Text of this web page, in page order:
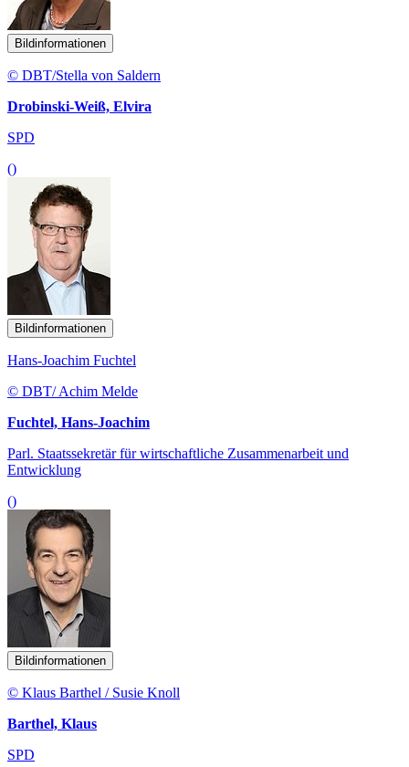
Bildinformationen
© DBT/Stella von Saldern
Drobinski-Weiß, Elvira
SPD
()
Bildinformationen
Hans-Joachim Fuchtel
© DBT/ Achim Melde
Fuchtel, Hans-Joachim
Parl. Staatssekretär für wirtschaftliche Zusammenarbeit und
Entwicklung
()
Bildinformationen
© Klaus Barthel / Susie Knoll
Barthel, Klaus
SPD